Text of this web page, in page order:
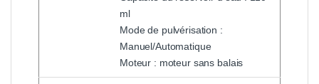
ml
Mode de pulvérisation :
Manuel/Automatique
Moteur : moteur sans balais